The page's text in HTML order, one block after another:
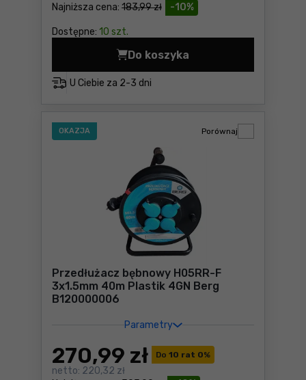
-10%
Najniższa cena: 183,99 zł
Dostępne: 10 szt.
U Ciebie za 2-3 dni
Do koszyka
Przedłużacz bębnowy
OKAZJA
Przedłużacz bębnowy H05RR-F
3x1.5mm 40m Plastik 4GN Berg
B120000006
Parametry
Do 10 rat 0%
270,99 zł
netto: 220,32 zł
Porównaj